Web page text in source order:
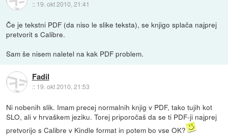
:: 19. okt 2010, 21:41
Če je tekstni PDF (da niso le slike teksta), se knjigo splača najprej
pretvorit s Calibre.
Sam še nisem naletel na kak PDF problem.
Fadil
:: 19. okt 2010, 21:53
Ni nobenih slik. Imam precej normalnih knjig v PDF, tako tujih kot
SLO, ali v hrvaškem jeziku. Torej priporočaš da se ti PDF-ji najprej
pretvorijo s Calibre v Kindle format in potem bo vse OK?